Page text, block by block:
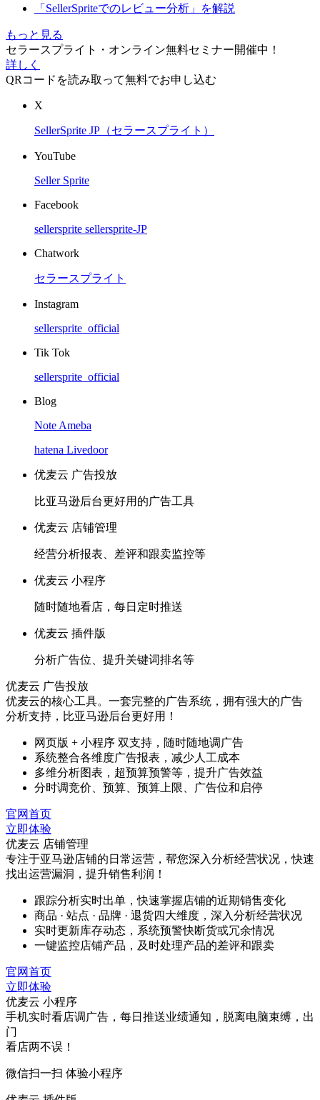
「SellerSpriteでのレビュー分析」を解説
もっと見る
セラースプライト・オンライン無料セミナー開催中！
詳しく
QRコードを読み取って無料でお申し込む
X
SellerSprite JP（セラースプライト）
YouTube
Seller Sprite
Facebook
sellersprite sellersprite-JP
Chatwork
セラースプライト
Instagram
sellersprite_official
Tik Tok
sellersprite_official
Blog
Note Ameba
hatena Livedoor
优麦云 广告投放
比亚马逊后台更好用的广告工具
优麦云 店铺管理
经营分析报表、差评和跟卖监控等
优麦云 小程序
随时随地看店，每日定时推送
优麦云 插件版
分析广告位、提升关键词排名等
优麦云 广告投放
优麦云的核心工具。一套完整的广告系统，拥有强大的广告
分析支持，比亚马逊后台更好用！
网页版 + 小程序 双支持，随时随地调广告
系统整合各维度广告报表，减少人工成本
多维分析图表，超预算预警等，提升广告效益
分时调竞价、预算、预算上限、广告位和启停
官网首页
立即体验
优麦云 店铺管理
专注于亚马逊店铺的日常运营，帮您深入分析经营状况，快速
找出运营漏洞，提升销售利润！
跟踪分析实时出单，快速掌握店铺的近期销售变化
商品 · 站点 · 品牌 · 退货四大维度，深入分析经营状况
实时更新库存动态，系统预警快断货或冗余情况
一键监控店铺产品，及时处理产品的差评和跟卖
官网首页
立即体验
优麦云 小程序
手机实时看店调广告，每日推送业绩通知，脱离电脑束缚，出
门
看店两不误！
微信扫一扫 体验小程序